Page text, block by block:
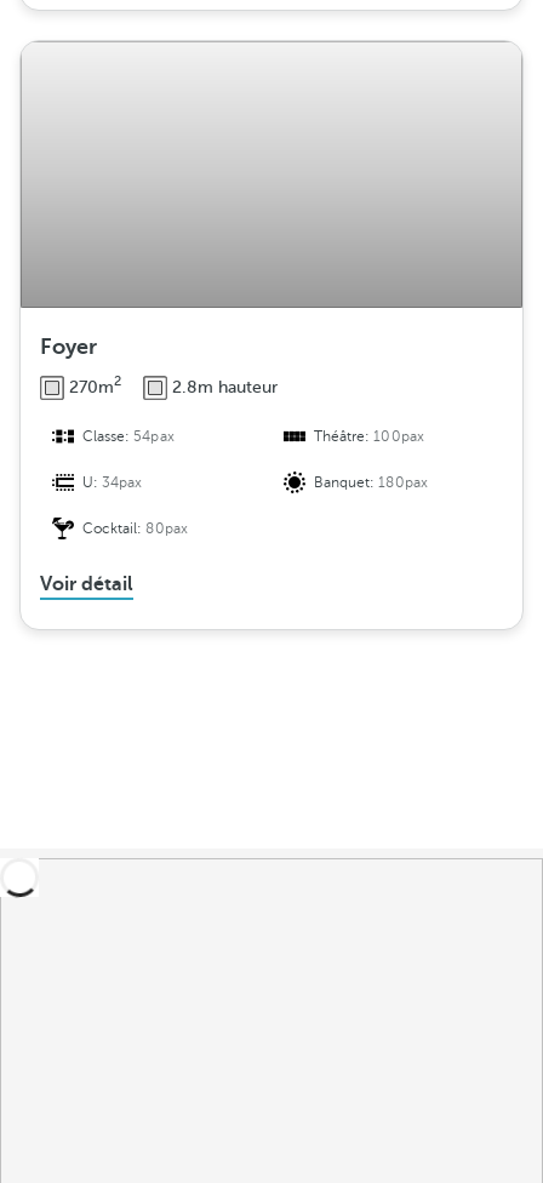
Foyer
270m2 2.8m hauteur
Classe: 54pax Théâtre:100pax
U:34pax Banquet:180pax
Cocktail:80pax
Voir détail